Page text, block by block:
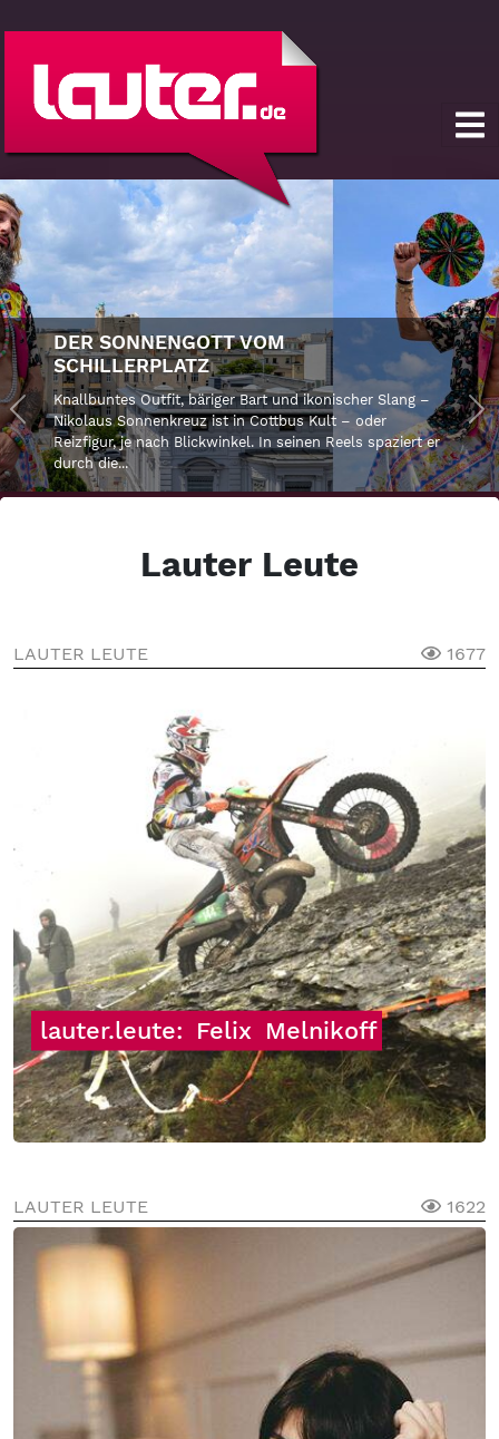
DER SONNENGOTT VOM
SCHILLERPLATZ
Knallbuntes Outfit, bäriger Bart und ikonischer Slang –
Nikolaus Sonnenkreuz ist in Cottbus Kult – oder
Reizfigur, je nach Blickwinkel. In seinen Reels spaziert er
durch die...
Previous
Lauter Leute
LAUTER LEUTE 1677
lauter.leute: Felix Melnikoff
LAUTER LEUTE 1622